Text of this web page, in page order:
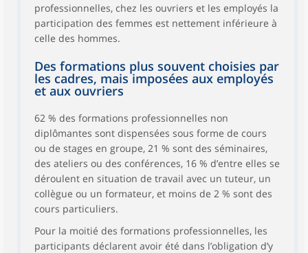
professionnelles, chez les ouvriers et les employés la
participation des femmes est nettement inférieure à
celle des hommes.
Des formations plus souvent choisies par
les cadres, mais imposées aux employés
et aux ouvriers
62 % des formations professionnelles non
diplômantes sont dispensées sous forme de cours
ou de stages en groupe, 21 % sont des séminaires,
des ateliers ou des conférences, 16 % d’entre elles se
déroulent en situation de travail avec un tuteur, un
collègue ou un formateur, et moins de 2 % sont des
cours particuliers.
Pour la moitié des formations professionnelles, les
participants déclarent avoir été dans l’obligation d’y